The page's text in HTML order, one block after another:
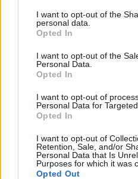
I want to opt-out of the
personal data.
Opted In
I want to opt-out of the
Personal Data.
Opted In
I want to opt-out of
Personal Data for
Opted In
I want to opt-out of
Retention, Sale, and/or
Personal Data that Is
Purposes for which it was
Opted Out
„Lebăda neagră” care
la alegerile din Franța:
Francezii s-au
Marine Le Pen pe locul
stângă la victorie. Greu
rezonabilă pentru
-